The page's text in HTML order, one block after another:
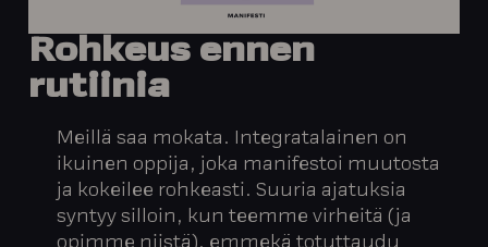
Rohkeus ennen
rutiinia
Meillä saa mokata. Integratalainen on
ikuinen oppija, joka manifestoi muutosta
ja kokeilee rohkeasti. Suuria ajatuksia
syntyy silloin, kun teemme virheitä (ja
opimme niistä), emmekä totuttaudu